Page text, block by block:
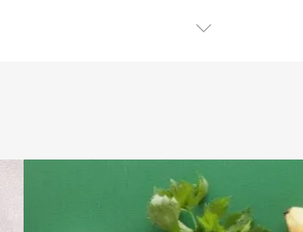
pagrindinė ir kiekvieno naudojama higienos
pasiekiamas burnos ertmės vietas bei net gali padėti